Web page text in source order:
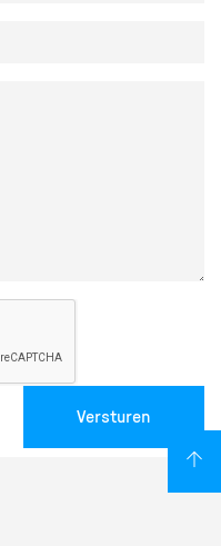
Versturen